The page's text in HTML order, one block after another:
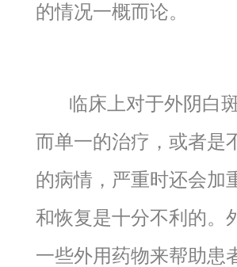
的情况一概而论。
临床上对于外阴白斑
而单一的治疗，或者是
的病情，严重时还会加
和恢复是十分不利的。
一些外用药物来帮助患